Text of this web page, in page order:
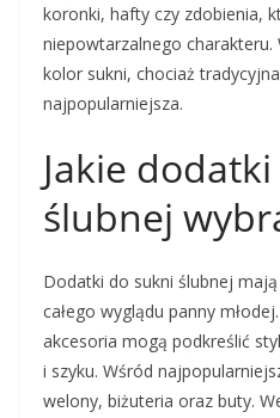
koronki, hafty czy zdobienia,
niepowtarzalnego
kolor sukni, chociaż
najpopularniejsza.
Jakie
ślubnej
Dodatki do sukni ślubnej
całego wyglądu panny
akcesoria mogą podkreślić
i szyku. Wśród
welony, biżuteria oraz buty.